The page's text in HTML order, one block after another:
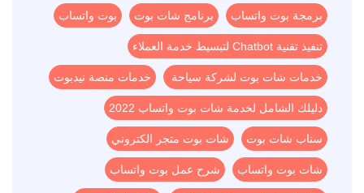
برمجة بوت واتساب برنامج شات بوت بوت واتساب
تنفيذ تقنية Chatbot لتبسيط خدمة العملاء
خدمات شات بوت لشركة سياحة خدمات منصة نيدبوت
دليلك الشامل لخدمة شات بوت واتساب 2022
سناب شات بوت شات بوت متجر الكتروني
شات بوت واتساب شرح عمل بوت واتساب